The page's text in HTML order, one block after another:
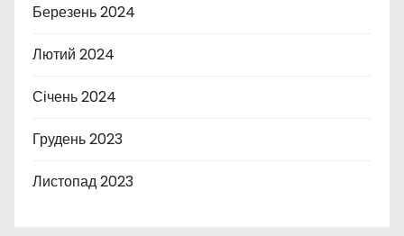
Березень 2024
Лютий 2024
Січень 2024
Грудень 2023
Листопад 2023